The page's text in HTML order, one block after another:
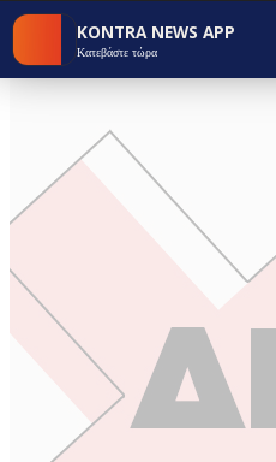
KONTRA NEWS APP
Κατεβάστε τώρα